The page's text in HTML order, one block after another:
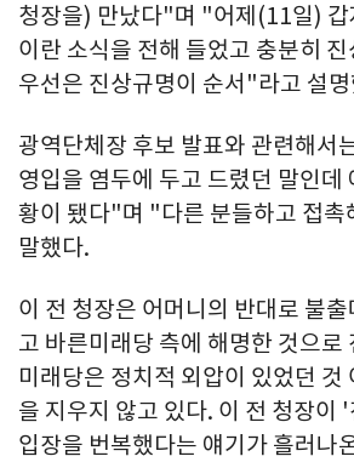
청장을) 만났다"며 "어제(11일) 갑
이란 소식을 전해 들었고 충분히
우선은 진상규명이 순서"라고 설
광역단체장 후보 발표와 관련해서
영입을 염두에 두고 드렸던 말인데
황이 됐다"며 "다른 분들하고 접촉
말했다.
이 전 청장은 어머니의 반대로 불
고 바른미래당 측에 해명한 것으로
미래당은 정치적 외압이 있었던 것
을 지우지 않고 있다. 이 전 청장이
입장을 번복했다는 얘기가 흘러나